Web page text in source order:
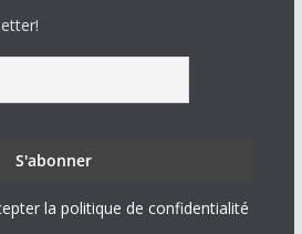
la politique de confidentialité